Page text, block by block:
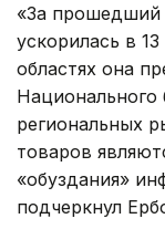
«За прошедший
ускорилась в
областях она
Национального
региональных
товаров
«обуздания»
подчеркнул